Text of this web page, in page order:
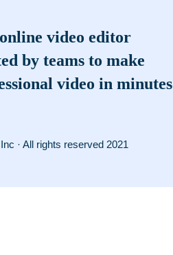
video editor
by teams to make
video in minutes
· All rights reserved 2021